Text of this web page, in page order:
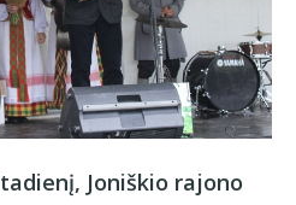
Joniškio rajono